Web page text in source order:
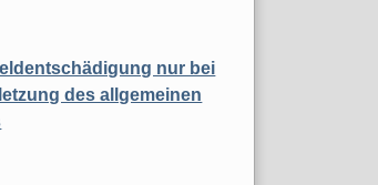
nur bei
des allgemeinen